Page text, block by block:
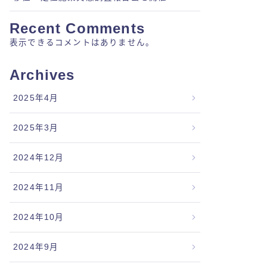
Recent Comments
表示できるコメントはありません。
Archives
2025年4月
2025年3月
2024年12月
2024年11月
2024年10月
2024年9月